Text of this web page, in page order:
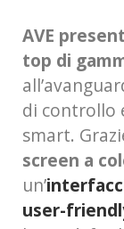
AVE
top di
di controllo
smart.
screen a
un’
user-